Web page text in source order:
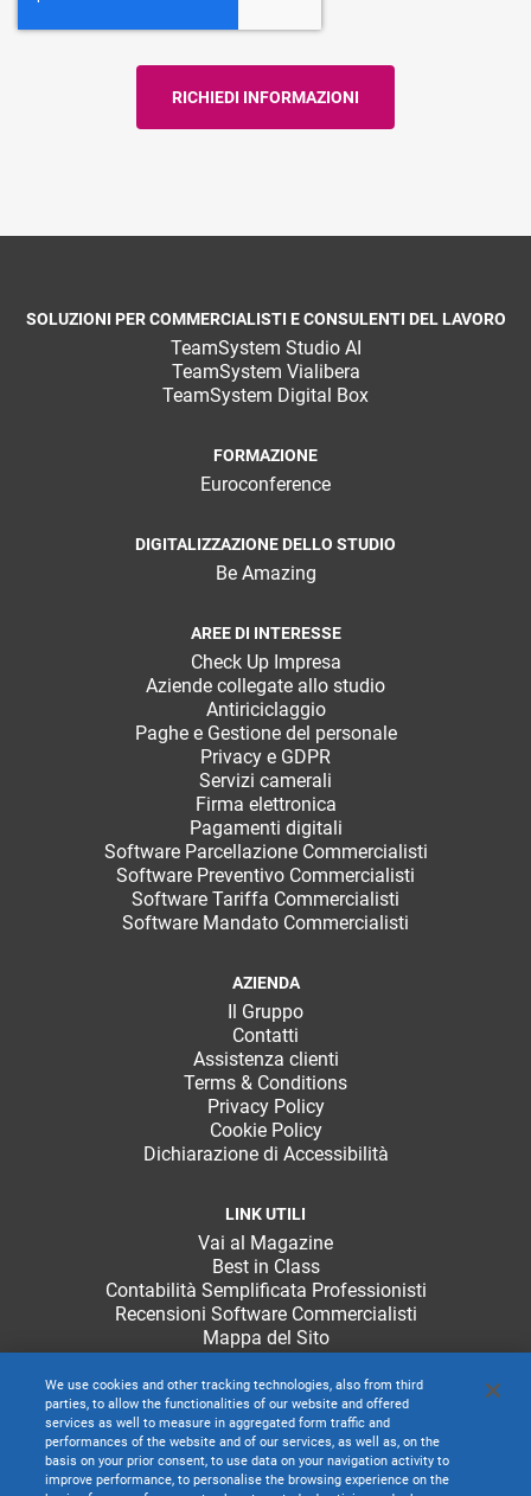
SOLUZIONI PER COMMERCIALISTI E CONSULENTI DEL LAVORO
TeamSystem Studio AI
TeamSystem Vialibera
TeamSystem Digital Box
FORMAZIONE
Euroconference
DIGITALIZZAZIONE DELLO STUDIO
Be Amazing
AREE DI INTERESSE
Check Up Impresa
Aziende collegate allo studio
Antiriciclaggio
Paghe e Gestione del personale
Privacy e GDPR
Servizi camerali
Firma elettronica
Pagamenti digitali
Software Parcellazione Commercialisti
Software Preventivo Commercialisti
Software Tariffa Commercialisti
Software Mandato Commercialisti
AZIENDA
Il Gruppo
Contatti
Assistenza clienti
Terms & Conditions
Privacy Policy
Cookie Policy
Dichiarazione di Accessibilità
LINK UTILI
Vai al Magazine
Best in Class
Contabilità Semplificata Professionisti
Recensioni Software Commercialisti
Mappa del Sito
We use cookies and other tracking technologies, also from third
parties, to allow the functionalities of our website and offered
services as well to measure in aggregated form traffic and
performances of the website and of our services, as well as, on the
basis on your prior consent, to use data on your navigation activity to
improve performance, to personalise the browsing experience on the